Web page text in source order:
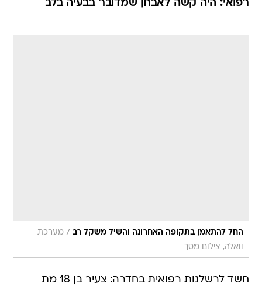
רפואי: היה קשה לאבחן שמדובר בבעיה בלב
החל להתאמן בתקופה האחרונה והשיל משקל רב / מערכת
וואלה, צילום מסך
חשד לרשלנות רפואית בחדרה: צעיר בן 18 מת